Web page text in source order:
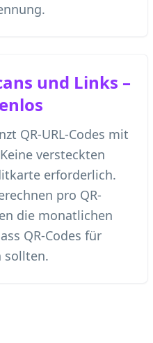
und Links –
QR-URL-Codes mit
versteckten
erforderlich.
pro QR-
die monatlichen
QR-Codes für
sollten.